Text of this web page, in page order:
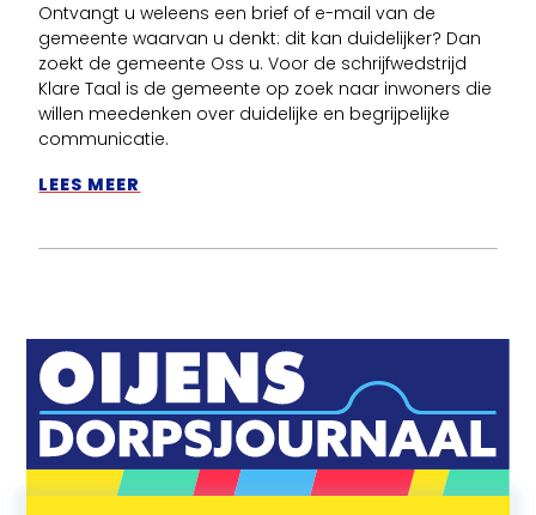
Ontvangt u weleens een brief of e-mail van de
gemeente waarvan u denkt: dit kan duidelijker? Dan
zoekt de gemeente Oss u. Voor de schrijfwedstrijd
Klare Taal is de gemeente op zoek naar inwoners die
willen meedenken over duidelijke en begrijpelijke
communicatie.
LEES MEER